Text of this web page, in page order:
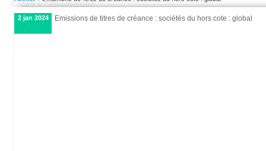
Accès à l'information
2 jan 2024 Emissions de titres de créance : sociétés du hors cote : global